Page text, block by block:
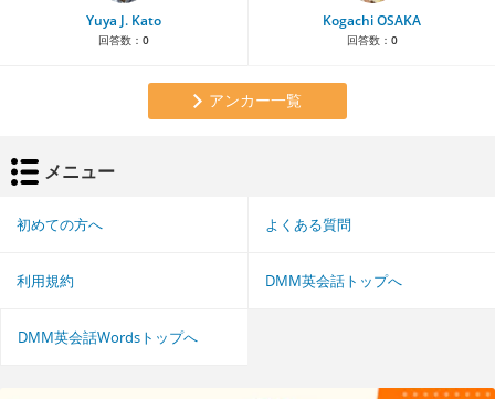
Yuya J. Kato
回答数： 0
Kogachi OSAKA
回答数： 0
アンカー一覧
メニュー
初めての方へ よくある質問
利用規約 DMM英会話トップへ
DMM英会話Wordsトップへ